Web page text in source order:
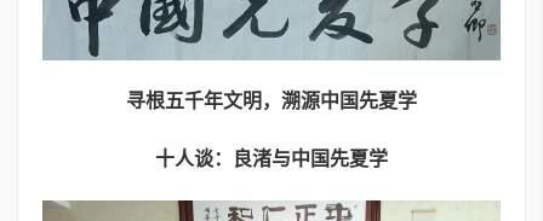
寻根五千年文明， 溯源中 国先夏学
十人谈：良渚与中国先夏学